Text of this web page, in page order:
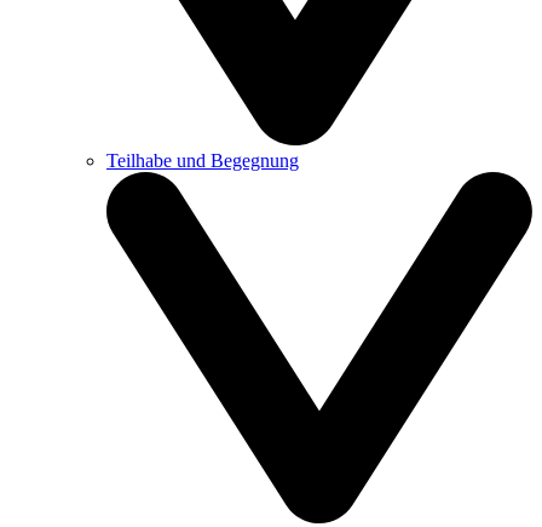
Teilhabe und Begegnung